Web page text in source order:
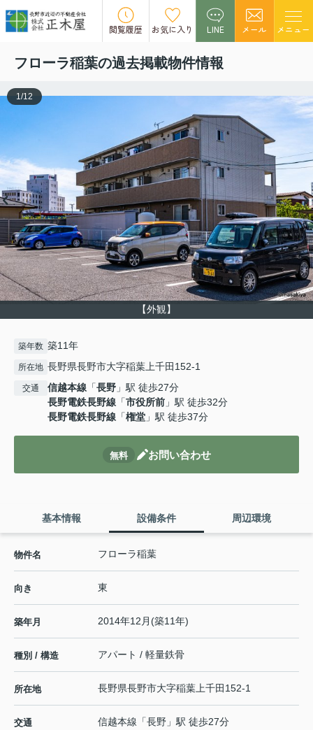
閲覧履歴 お気に入り LINE メール メニュー
この物件の募集は終了しました。
フローラ稲葉の過去掲載物件情報
【外観】
1/12
築年数 築11年
所在地 長野県長野市大字稲葉上千田152-1
交通 信越本線 「長野 」駅 徒歩27分
長野電鉄長野線 「市役所前 」駅 徒歩32分
長野電鉄長野線 「権堂 」駅 徒歩37分
無料 お問い合わせ
基本情報 設備条件 周辺環境
物件名 フローラ稲葉
向き 東
築年月 2014年12月(築11年)
種別 / 構造 アパート / 軽量鉄骨
所在地 長野県長野市大字稲葉上千田152-1
交通 信越本線 「長野 」駅 徒歩27分